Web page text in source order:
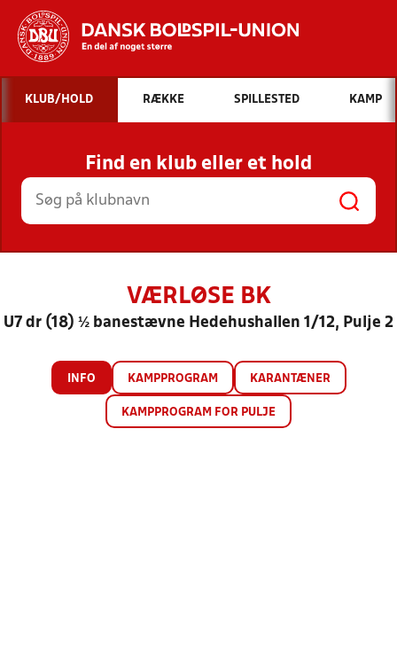
Hvad vil du søge efter?
INDHOLD OG NYHEDER
STILLINGER, RESULTATER, KLUBBER OG
HOLD
KLUB/HOLD RÆKKE SPILLESTED KAMP
Find en klub eller et hold
VÆRLØSE BK
U7 dr (18) ½ banestævne Hedehushallen 1/12, Pulje 2
INFO KAMPPROGRAM KARANTÆNER
KAMPPROGRAM FOR PULJE